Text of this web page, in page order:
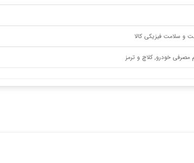
و سلامت فیزیکی کالا
مصرفی خودرو, کلاچ و ترمز